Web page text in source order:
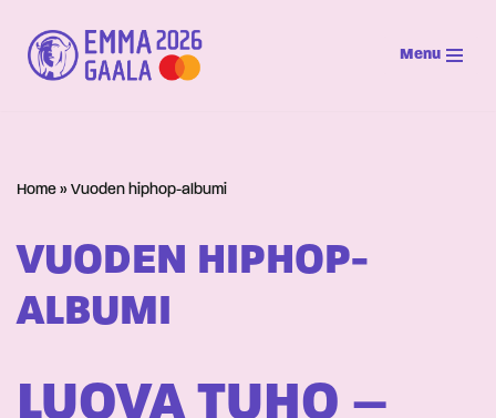
Siirry
suoraan
Menu
Home » Vuoden hiphop-albumi
VUODEN HIPHOP-
ALBUMI
LUOVA TUHO –